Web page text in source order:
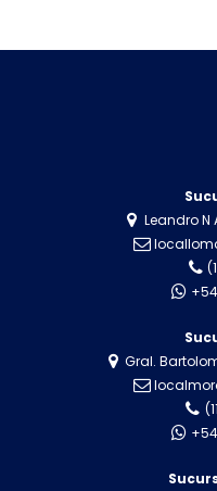
Leandro N
Gral.